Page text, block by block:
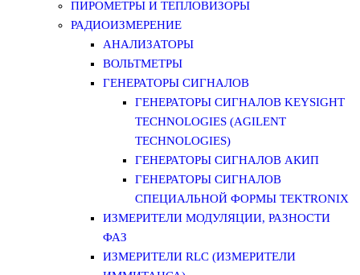
ПИРОМЕТРЫ И ТЕПЛОВИЗОРЫ
РАДИОИЗМЕРЕНИЕ
АНАЛИЗАТОРЫ
ВОЛЬТМЕТРЫ
ГЕНЕРАТОРЫ СИГНАЛОВ
ГЕНЕРАТОРЫ СИГНАЛОВ KEYSIGHT
TECHNOLOGIES (AGILENT
TECHNOLOGIES)
ГЕНЕРАТОРЫ СИГНАЛОВ АКИП
ГЕНЕРАТОРЫ СИГНАЛОВ
СПЕЦИАЛЬНОЙ ФОРМЫ TEKTRONIX
ИЗМЕРИТЕЛИ МОДУЛЯЦИИ, РАЗНОСТИ
ФАЗ
ИЗМЕРИТЕЛИ RLC (ИЗМЕРИТЕЛИ